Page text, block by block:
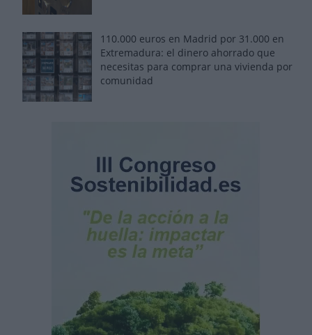
110.000 euros en Madrid por 31.000 en
Extremadura: el dinero ahorrado que
necesitas para comprar una vivienda por
comunidad